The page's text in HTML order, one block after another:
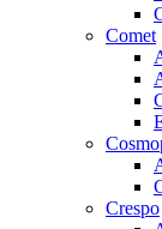
Comet
Crespo